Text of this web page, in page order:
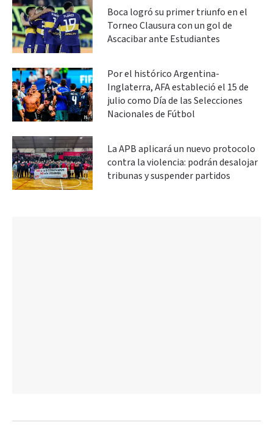
Boca logró su primer triunfo en el
Torneo Clausura con un gol de
Ascacibar ante Estudiantes
Por el histórico Argentina-
Inglaterra, AFA estableció el 15 de
julio como Día de las Selecciones
Nacionales de Fútbol
La APB aplicará un nuevo protocolo
contra la violencia: podrán desalojar
tribunas y suspender partidos